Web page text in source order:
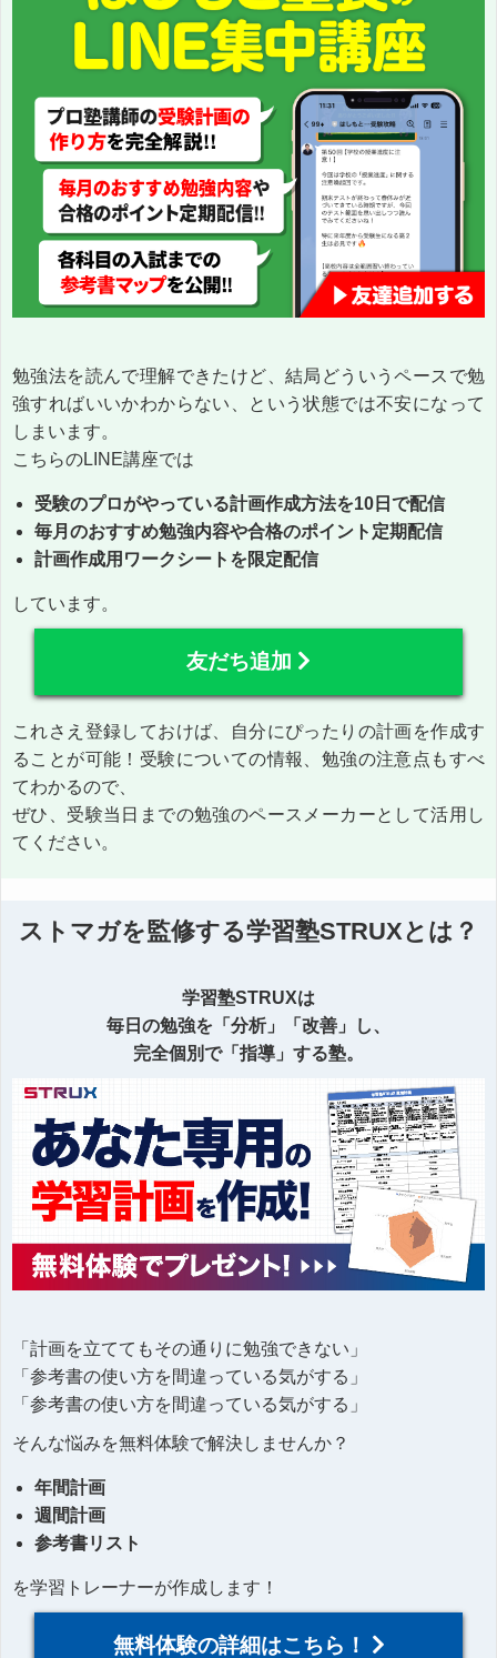
勉強法を読んで理解できたけど、結局どういうペースで勉
強すればいいかわからない、という状態では不安になって
しまいます。
こちらのLINE講座では
受験のプロがやっている計画作成方法を10日で配信
毎月のおすすめ勉強内容や合格のポイント定期配信
計画作成用ワークシートを限定配信
しています。
友だち追加
これさえ登録しておけば、自分にぴったりの計画を作成す
ることが可能！受験についての情報、勉強の注意点もすべ
てわかるので、
ぜひ、受験当日までの勉強のペースメーカーとして活用し
てください。
ストマガを監修する学習塾STRUXとは？
学習塾STRUXは
毎日の勉強を「分析」「改善」し、
完全個別で「指導」する塾。
「計画を立ててもその通りに勉強できない」
「参考書の使い方を間違っている気がする」
「参考書の使い方を間違っている気がする」
そんな悩みを無料体験で解決しませんか？
年間計画
週間計画
参考書リスト
を学習トレーナーが作成します！
無料体験の詳細はこちら！